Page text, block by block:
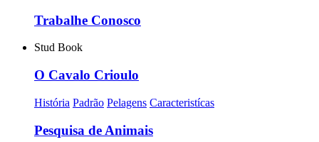
Trabalhe Conosco
Stud Book
O Cavalo Crioulo
História Padrão Pelagens Caracteristícas
Pesquisa de Animais